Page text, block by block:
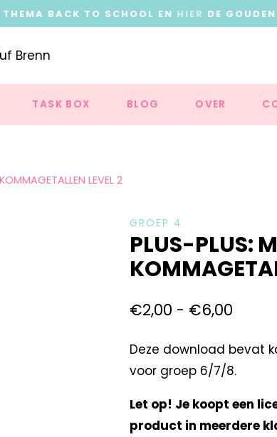
THEMA BACK TO SCHOOL EN HIER DE
TASK BOX BLOG OVER
LEVEL 2
GROEP 4
PLUS-PLUS:
€2,00 - €6,00
Deze download bevat
voor groep 6/7/8.
Let op! Je koopt een
product in meerdere